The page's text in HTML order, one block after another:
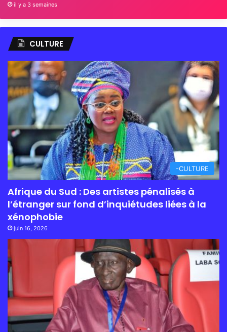
il y a 3 semaines
CULTURE
-CULTURE
Afrique du Sud : Des artistes pénalisés à
l’étranger sur fond d’inquiétudes liées à la
xénophobie
juin 16, 2026